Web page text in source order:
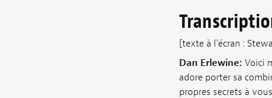
[texte à l’écran :
Dan Erlewine: Voici
adore porter sa
propres secrets à